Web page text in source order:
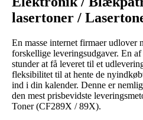
lasertoner /
En masse internet firmaer udlover
forskellige leveringsudgaver. En
stunder at få leveret til et
fleksibilitet til at hente de
ind i din kalender. Denne er
den mest prisbevidste
Toner (CF289X / 89X).